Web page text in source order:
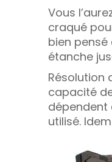
Vous
craqué
bien
étanche
Résolution
capacité
utilisé.